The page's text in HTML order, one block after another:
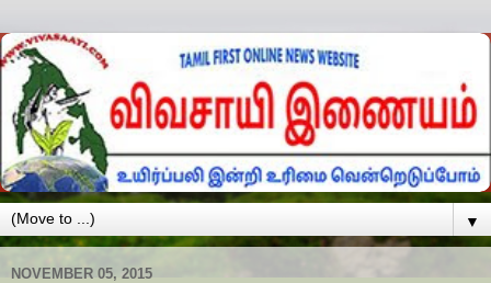
▼
NOVEMBER 05, 2015